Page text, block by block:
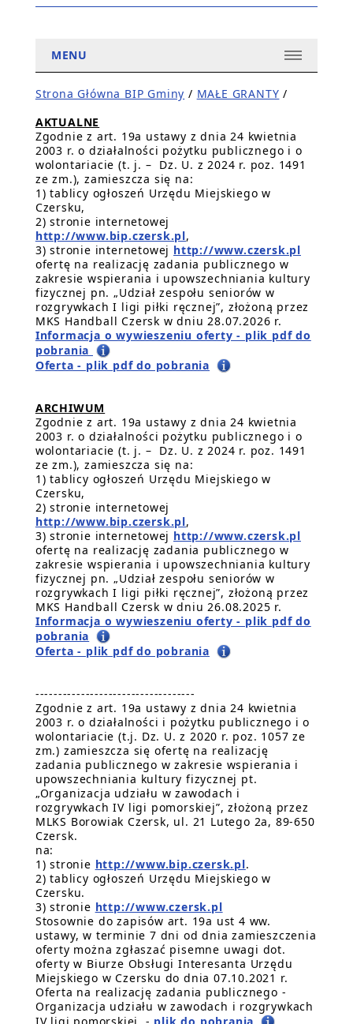
MENU
Strona Główna BIP Gminy / MAŁE GRANTY /
AKTUALNE
Zgodnie z art. 19a ustawy z dnia 24 kwietnia
2003 r. o działalności pożytku publicznego i o
wolontariacie (t. j. – Dz. U. z 2024 r. poz. 1491
ze zm.), zamieszcza się na:
1) tablicy ogłoszeń Urzędu Miejskiego w
Czersku,
2) stronie internetowej
http://www.bip.czersk.pl,
3) stronie internetowej http://www.czersk.pl
ofertę na realizację zadania publicznego w
zakresie wspierania i upowszechniania kultury
fizycznej pn. „Udział zespołu seniorów w
rozgrywkach I ligi piłki ręcznej”, złożoną przez
MKS Handball Czersk w dniu 28.07.2026 r.
Informacja o wywieszeniu oferty - plik pdf do
pobrania
Oferta - plik pdf do pobrania
ARCHIWUM
Zgodnie z art. 19a ustawy z dnia 24 kwietnia
2003 r. o działalności pożytku publicznego i o
wolontariacie (t. j. – Dz. U. z 2024 r. poz. 1491
ze zm.), zamieszcza się na:
1) tablicy ogłoszeń Urzędu Miejskiego w
Czersku,
2) stronie internetowej
http://www.bip.czersk.pl,
3) stronie internetowej http://www.czersk.pl
ofertę na realizację zadania publicznego w
zakresie wspierania i upowszechniania kultury
fizycznej pn. „Udział zespołu seniorów w
rozgrywkach I ligi piłki ręcznej”, złożoną przez
MKS Handball Czersk w dniu 26.08.2025 r.
Informacja o wywieszeniu oferty - plik pdf do
pobrania
Oferta - plik pdf do pobrania
-----------------------------------
Zgodnie z art. 19a ustawy z dnia 24 kwietnia
2003 r. o działalności i pożytku publicznego i o
wolontariacie (t.j. Dz. U. z 2020 r. poz. 1057 ze
zm.) zamieszcza się ofertę na realizację
zadania publicznego w zakresie wspierania i
upowszechniania kultury fizycznej pt.
„Organizacja udziału w zawodach i
rozgrywkach IV ligi pomorskiej”, złożoną przez
MLKS Borowiak Czersk, ul. 21 Lutego 2a, 89-650
Czersk.
na:
1) stronie http://www.bip.czersk.pl.
2) tablicy ogłoszeń Urzędu Miejskiego w
Czersku.
3) stronie http://www.czersk.pl
Stosownie do zapisów art. 19a ust 4 ww.
ustawy, w terminie 7 dni od dnia zamieszczenia
oferty można zgłaszać pisemne uwagi dot.
oferty w Biurze Obsługi Interesanta Urzędu
Miejskiego w Czersku do dnia 07.10.2021 r.
Oferta na realizację zadania publicznego -
Organizacja udziału w zawodach i rozgrywkach